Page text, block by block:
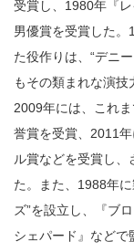
受賞し、1980年『
男優賞を受賞した。
た役作りは、“デニ
もその類まれな演技
2009年には、これ
誉賞を受賞、2011
ル賞などを受賞し
た。また、1988年
ズ”を設立し、『ブ
シェパード』などで